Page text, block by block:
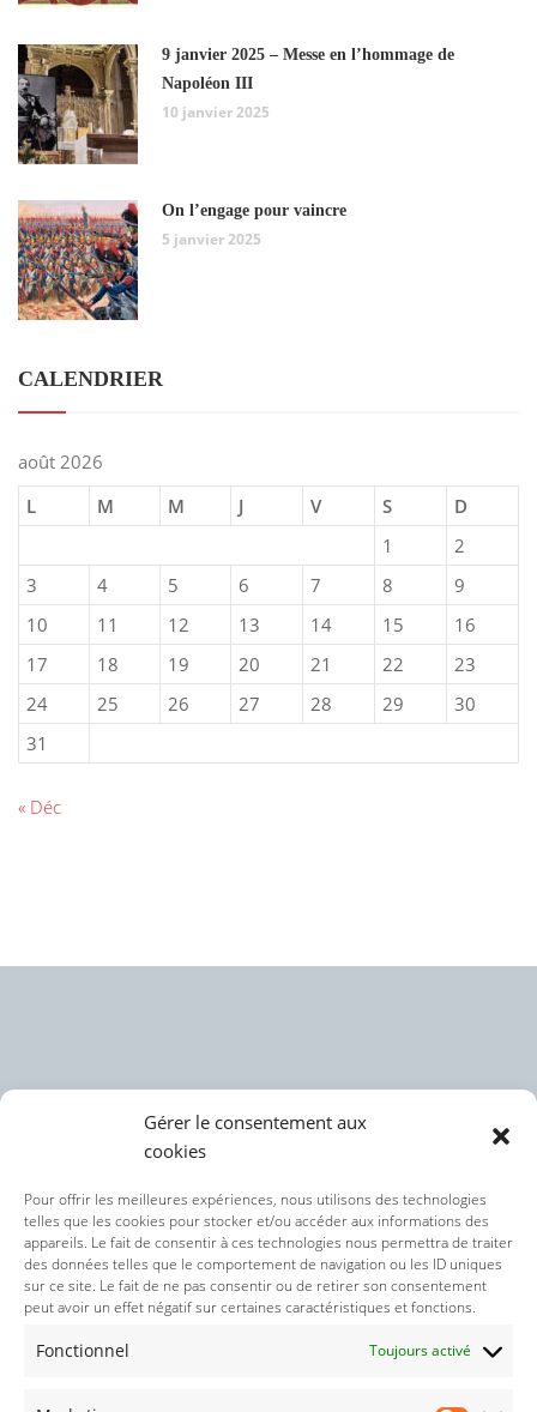
Gérer le consentement aux
cookies
Pour offrir les meilleures expériences, nous utilisons des technologies
telles que les cookies pour stocker et/ou accéder aux informations des
appareils. Le fait de consentir à ces technologies nous permettra de traiter
des données telles que le comportement de navigation ou les ID uniques
sur ce site. Le fait de ne pas consentir ou de retirer son consentement
peut avoir un effet négatif sur certaines caractéristiques et fonctions.
Fonctionnel Toujours activé
9 janvier 2025 – Messe en l’hommage de
Napoléon III
10 janvier 2025
On l’engage pour vaincre
5 janvier 2025
CALENDRIER
août 2026
L
M M J V S
D
1
2
3
4 5 6 7 8
9
10
11 12 13 14 15
16
17
18 19 20 21 22
23
24
25 26 27 28 29
30
31
« Déc
Politique des cookies (UE)
Politique de confidentialité
Nos réseaux sociaux :